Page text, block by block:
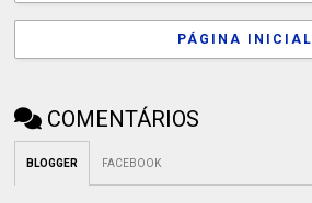
PÁGINA INICIAL
COMENTÁRIOS
BLOGGER FACEBOOK